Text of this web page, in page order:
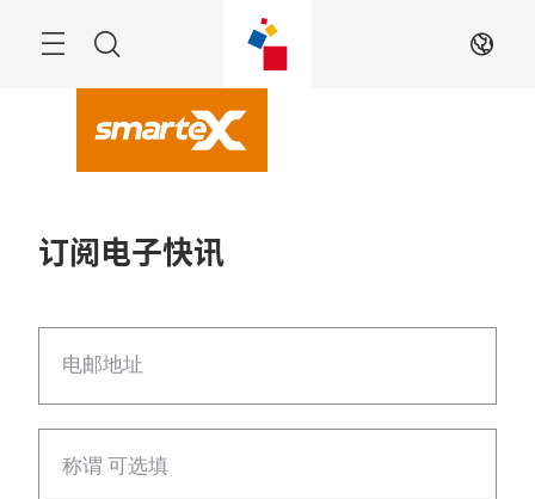
Navigation ZH
订阅电子快讯
电邮地址
称谓 可选填